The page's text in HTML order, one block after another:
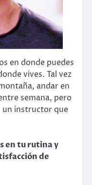
en donde puedes
vives. Tal vez
andar en
semana, pero
un instructor que
en tu rutina y
de